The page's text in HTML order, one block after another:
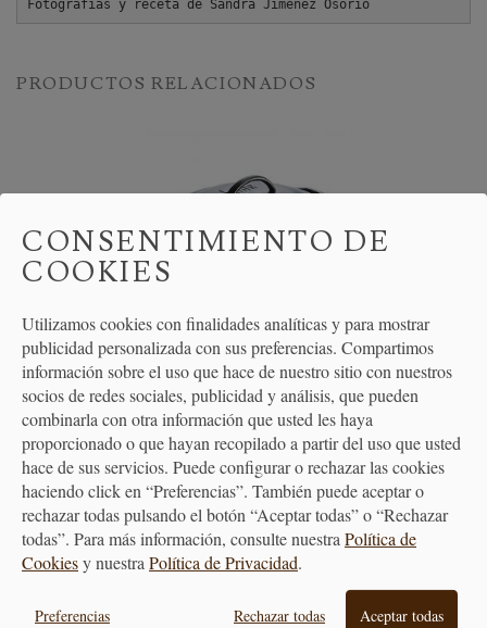
Fotografías y receta de Sandra Jiménez Osorio
PRODUCTOS RELACIONADOS
Cazuela Hierro Fundido con Tapa Lodge
CONSENTIMIENTO DE
COOKIES
Utilizamos cookies con finalidades analíticas y para mostrar
publicidad personalizada con sus preferencias. Compartimos
información sobre el uso que hace de nuestro sitio con nuestros
socios de redes sociales, publicidad y análisis, que pueden
combinarla con otra información que usted les haya
proporcionado o que hayan recopilado a partir del uso que usted
hace de sus servicios. Puede configurar o rechazar las cookies
haciendo click en “Preferencias”. También puede aceptar o
rechazar todas pulsando el botón “Aceptar todas” o “Rechazar
todas”. Para más información, consulte nuestra Política de
Cookiesy nuestra Política de Privacidad.
Preferencias Rechazar todas Aceptar todas